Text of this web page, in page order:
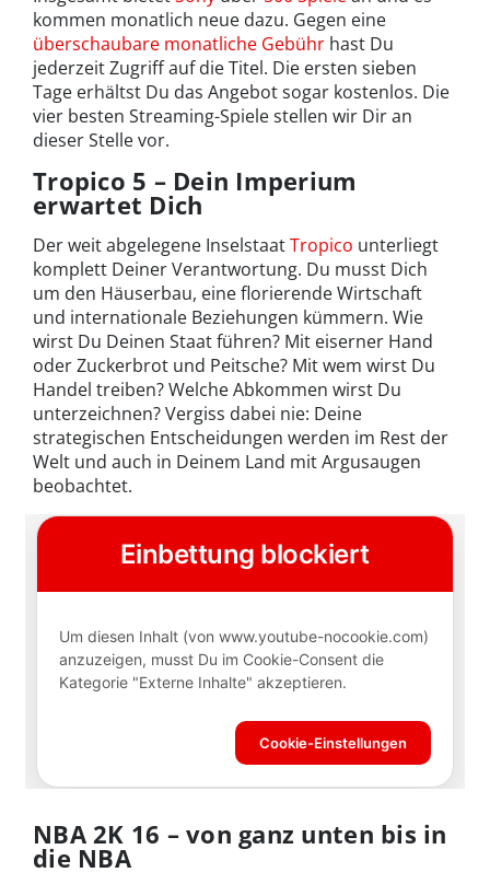
kommen monatlich neue dazu. Gegen eine
überschaubare monatliche Gebühr hast Du
jederzeit Zugriff auf die Titel. Die ersten sieben
Tage erhältst Du das Angebot sogar kostenlos. Die
vier besten Streaming-Spiele stellen wir Dir an
dieser Stelle vor.
Tropico 5 – Dein Imperium
erwartet Dich
Der weit abgelegene InselstaatTropico unterliegt
komplett Deiner Verantwortung. Du musst Dich
um den Häuserbau, eine florierende Wirtschaft
und internationale Beziehungen kümmern. Wie
wirst Du Deinen Staat führen? Mit eiserner Hand
oder Zuckerbrot und Peitsche? Mit wem wirst Du
Handel treiben? Welche Abkommen wirst Du
unterzeichnen? Vergiss dabei nie: Deine
strategischen Entscheidungen werden im Rest der
Welt und auch in Deinem Land mit Argusaugen
beobachtet.
NBA 2K 16 – von ganz unten bis in
die NBA